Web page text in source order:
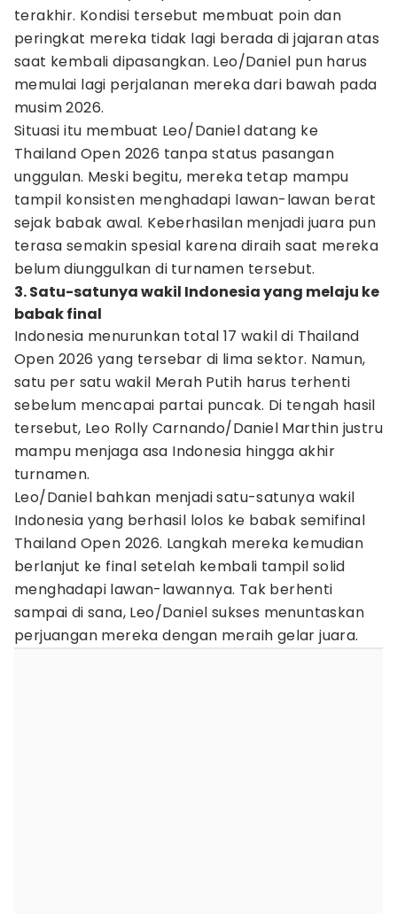
terakhir. Kondisi tersebut membuat poin dan
peringkat mereka tidak lagi berada di jajaran atas
saat kembali dipasangkan. Leo/Daniel pun harus
memulai lagi perjalanan mereka dari bawah pada
musim 2026.
Situasi itu membuat Leo/Daniel datang ke
Thailand Open 2026 tanpa status pasangan
unggulan. Meski begitu, mereka tetap mampu
tampil konsisten menghadapi lawan-lawan berat
sejak babak awal. Keberhasilan menjadi juara pun
terasa semakin spesial karena diraih saat mereka
belum diunggulkan di turnamen tersebut.
3. Satu-satunya wakil Indonesia yang melaju ke
babak final
Indonesia menurunkan total 17 wakil di Thailand
Open 2026 yang tersebar di lima sektor. Namun,
satu per satu wakil Merah Putih harus terhenti
sebelum mencapai partai puncak. Di tengah hasil
tersebut, Leo Rolly Carnando/Daniel Marthin justru
mampu menjaga asa Indonesia hingga akhir
turnamen.
Leo/Daniel bahkan menjadi satu-satunya wakil
Indonesia yang berhasil lolos ke babak semifinal
Thailand Open 2026. Langkah mereka kemudian
berlanjut ke final setelah kembali tampil solid
menghadapi lawan-lawannya. Tak berhenti
sampai di sana, Leo/Daniel sukses menuntaskan
perjuangan mereka dengan meraih gelar juara.